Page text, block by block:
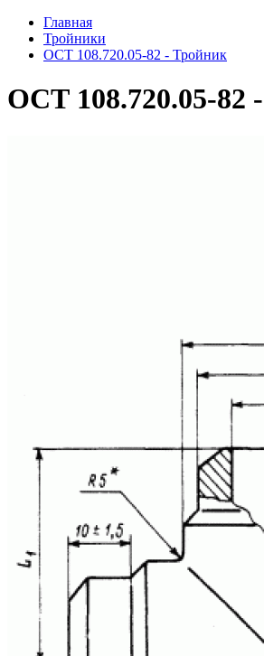
Главная
Тройники
ОСТ 108.720.05-82 - Тройник
ОСТ 108.720.05-82